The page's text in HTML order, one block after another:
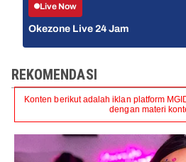
Live Now
Okezone Live 24 Jam